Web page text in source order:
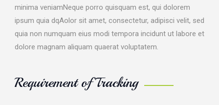
minima veniamNeque porro quisquam est, qui dolorem
ipsum quia dqAolor sit amet, consectetur, adipisci velit, sed
quia non numquam eius modi tempora incidunt ut labore et
dolore magnam aliquam quaerat voluptatem.
Requirement of Tracking